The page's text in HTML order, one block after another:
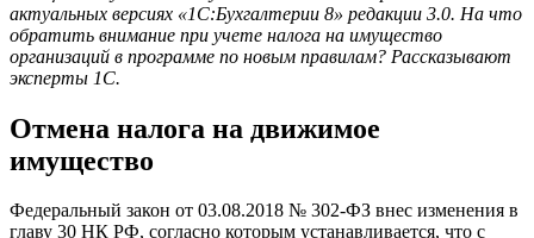
актуальных версиях «1С:Бухгалтерии 8» редакции 3.0. На что
обратить внимание при учете налога на имущество
организаций в программе по новым правилам? Рассказывают
эксперты 1С.
Отмена налога на движимое
имущество
Федеральный закон от 03.08.2018 № 302-ФЗ внес изменения в
главу 30 НК РФ, согласно которым устанавливается, что с